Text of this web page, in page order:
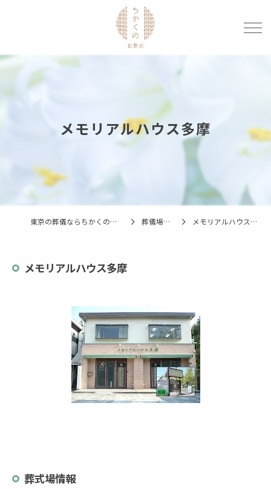
メモリアルハウス多摩
東京の葬儀ならちかくのお葬式 葬儀場一覧 メモリアルハウス多摩
メモリアルハウス多摩
葬式場情報